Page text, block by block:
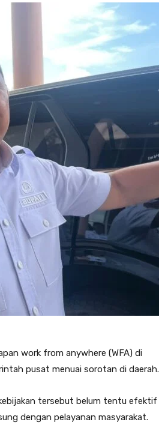
work from anywhere (WFA) di
pusat menuai sorotan di daerah.
tersebut belum tentu efektif
dengan pelayanan masyarakat.